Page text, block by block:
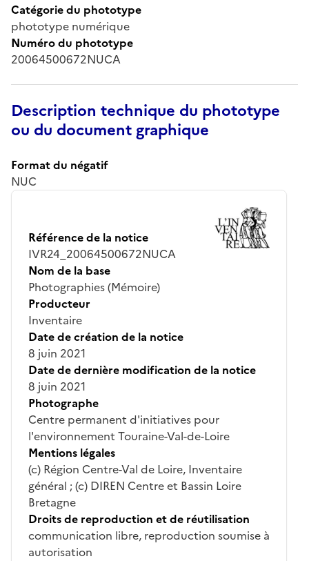
Catégorie du phototype
phototype numérique
Numéro du phototype
20064500672NUCA
Description technique du phototype
ou du document graphique
Format du négatif
NUC
Référence de la notice
IVR24_20064500672NUCA
Nom de la base
Photographies (Mémoire)
Producteur
Inventaire
Date de création de la notice
8 juin 2021
Date de dernière modification de la notice
8 juin 2021
Photographe
Centre permanent d'initiatives pour
l'environnement Touraine-Val-de-Loire
Mentions légales
(c) Région Centre-Val de Loire, Inventaire
général ; (c) DIREN Centre et Bassin Loire
Bretagne
Droits de reproduction et de réutilisation
communication libre, reproduction soumise à
autorisation